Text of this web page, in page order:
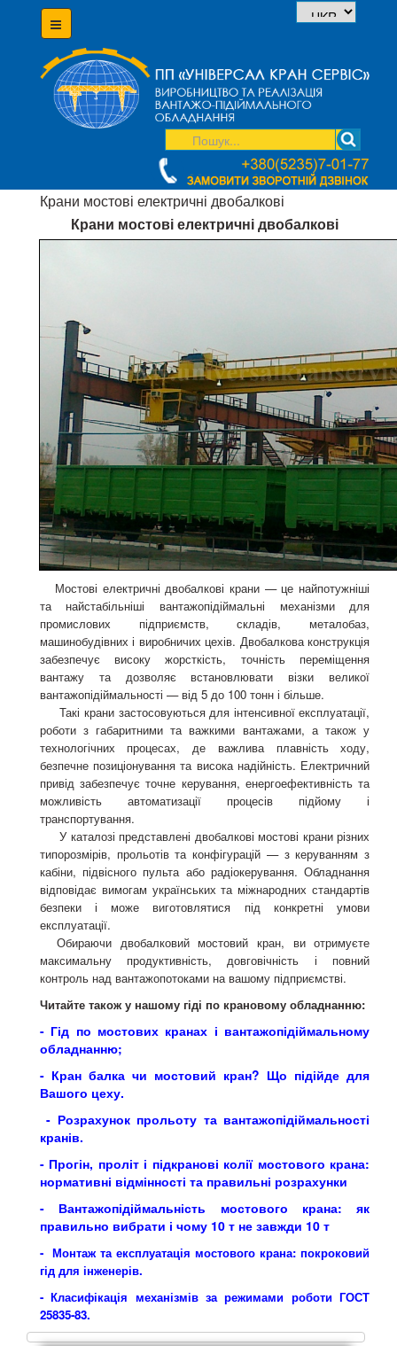
Крани мостові електричні двобалкові
Крани мостові електричні двобалкові
Мостові електричні двобалкові крани — це найпотужніші
та найстабільніші вантажопідіймальні механізми для
промислових підприємств, складів, металобаз,
машинобудівних і виробничих цехів. Двобалкова конструкція
забезпечує високу жорсткість, точність переміщення
вантажу та дозволяє встановлювати візки великої
вантажопідіймальності — від 5 до 100 тонн і більше.
Такі крани застосовуються для інтенсивної експлуатації,
роботи з габаритними та важкими вантажами, а також у
технологічних процесах, де важлива плавність ходу,
безпечне позиціонування та висока надійність. Електричний
привід забезпечує точне керування, енергоефективність та
можливість автоматизації процесів підйому і
транспортування.
У каталозі представлені двобалкові мостові крани різних
типорозмірів, прольотів та конфігурацій — з керуванням з
кабіни, підвісного пульта або радіокерування. Обладнання
відповідає вимогам українських та міжнародних стандартів
безпеки і може виготовлятися під конкретні умови
експлуатації.
Обираючи двобалковий мостовий кран, ви отримуєте
максимальну продуктивність, довговічність і повний
контроль над вантажопотоками на вашому підприємстві.
Читайте також у нашому гіді по крановому обладнанню:
- Гід по мостових кранах і вантажопідіймальному
обладнанню;
- Кран балка чи мостовий кран? Що підійде для
Вашого цеху.
- Розрахунок прольоту та вантажопідіймальності
кранів.
- Прогін, проліт і підкранові колії мостового крана:
нормативні відмінності та правильні розрахунки
- Вантажопідіймальність мостового крана: як
правильно вибрати і чому 10 т не завжди 10 т
- Монтаж та експлуатація мостового крана: покроковий
гід для інженерів.
- Класифікація механізмів за режимами роботи ГОСТ
25835-83.